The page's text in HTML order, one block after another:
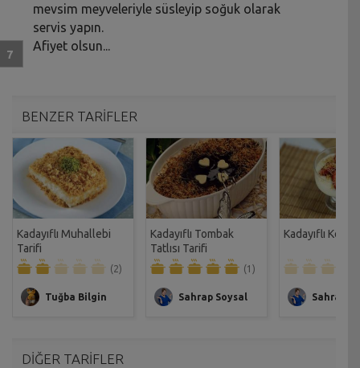
mevsim meyveleriyle süsleyip soğuk olarak
servis yapın.
Afiyet olsun...
BENZER TARİFLER
Kadayıflı Muhallebi
Tarifi
(2)
Tuğba Bilgin
Kadayıflı Tombak
Tatlısı Tarifi
(1)
Sahrap Soysal
Kadayıflı
Sahrap
DİĞER TARİFLER